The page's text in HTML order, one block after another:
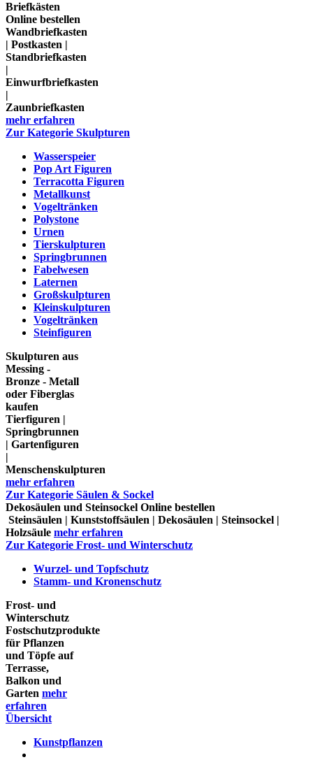
Briefkästen
Online bestellen
Wandbriefkasten
| Postkasten |
Standbriefkasten
|
Einwurfbriefkasten
|
Zaunbriefkasten
mehr erfahren
Zur Kategorie Skulpturen
Wasserspeier
Pop Art Figuren
Terracotta Figuren
Metallkunst
Vogeltränken
Polystone
Urnen
Tierskulpturen
Springbrunnen
Fabelwesen
Laternen
Großskulpturen
Kleinskulpturen
Vogeltränken
Steinfiguren
Skulpturen aus
Messing -
Bronze - Metall
oder Fiberglas
kaufen
Tierfiguren |
Springbrunnen
| Gartenfiguren
|
Menschenskulpturen
mehr erfahren
Zur Kategorie Säulen & Sockel
Dekosäulen und Steinsockel Online bestellen
Steinsäulen | Kunststoffsäulen | Dekosäulen | Steinsockel |
Holzsäule mehr erfahren
Zur Kategorie Frost- und Winterschutz
Wurzel- und Topfschutz
Stamm- und Kronenschutz
Frost- und
Winterschutz
Fostschutzprodukte
für Pflanzen
und Töpfe auf
Terrasse,
Balkon und
Garten mehr
erfahren
Übersicht
Kunstpflanzen